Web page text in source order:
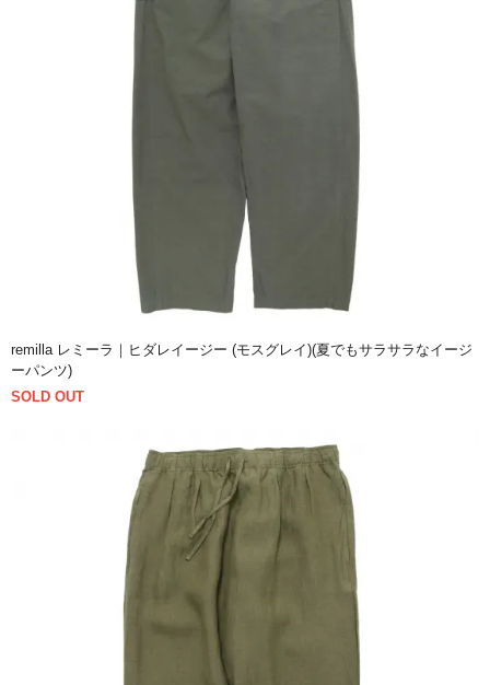
remilla レミーラ｜ヒダレイージー (モスグレイ)(夏でもサラサラなイージ
ーパンツ)
SOLD OUT